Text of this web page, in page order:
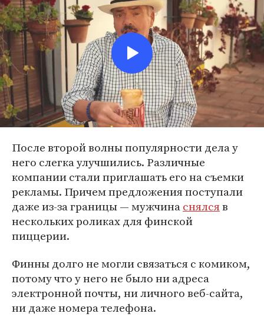
После второй волны популярности дела у
него слегка улучшились. Различные
компании стали приглашать его на съемки
рекламы. Причем предложения поступали
даже из-за границы — мужчинаснялсяв
нескольких роликах для финской
пиццерии.
Финны долго не могли связаться с комиком,
потому что у него не было ни адреса
электронной почты, ни личного веб-сайта,
ни даже номера телефона.